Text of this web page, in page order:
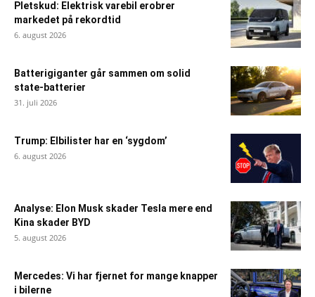
Pletskud: Elektrisk varebil erobrer
markedet på rekordtid
6. august 2026
Batterigiganter går sammen om solid
state-batterier
31. juli 2026
Trump: Elbilister har en ‘sygdom’
6. august 2026
Analyse: Elon Musk skader Tesla mere end
Kina skader BYD
5. august 2026
Mercedes: Vi har fjernet for mange knapper
i bilerne